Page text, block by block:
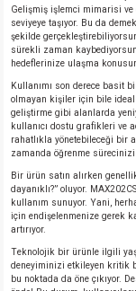
Gelişmiş işlemci mimarisi ve
seviyeye taşıyor. Bu da
şekilde
sürekli zaman
hedeflerinize ulaşma
Kullanımı son derece basit
olmayan kişiler için bile ideal
geliştirme gibi alanlarda
kullanıcı dostu grafikleri ve
rahatlıkla yönetebileceği bir
zamanda öğrenme sürecinizi
Bir ürün satın alırken
dayanıklı?” oluyor.
kullanım sunuyor. Yani,
için endişelenmenize gerek
artırıyor.
Teknolojik bir ürünle ilgili
deneyiminizi etkileyen kritik
bu noktada da öne çıkıyor.